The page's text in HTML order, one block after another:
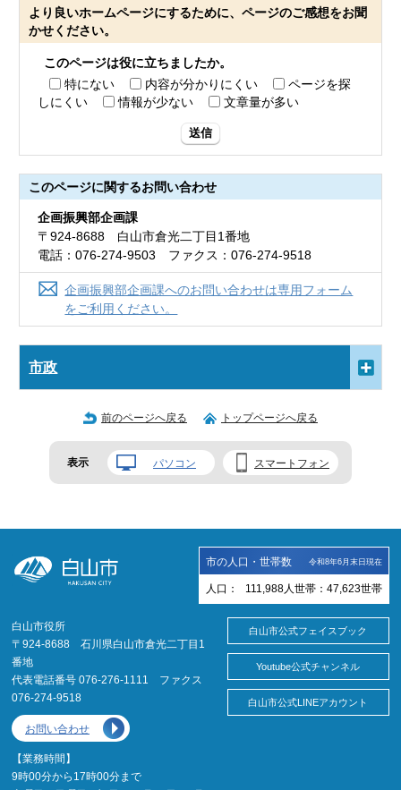
より良いホームページにするために、ページのご感想をお聞
かせください。
このページは役に立ちましたか。
特にない
内容が分かりにくい
ページを探
しにくい
情報が少ない 文章量が多い
送信
このページに関するお問い合わせ
企画振興部企画課
〒924-8688 白山市倉光二丁目1番地
電話：076-274-9503 ファクス：076-274-9518
企画振興部企画課へのお問い合わせは専用フォーム
をご利用ください。
市政
前のページへ戻る トップページへ戻る
表示 パソコン スマートフォン
市の人口・世帯数 令和8年6月末日現在
人口： 111,988 人 世帯： 47,623世帯
白山市役所
〒924-8688 石川県白山市倉光二丁目1
番地
代表電話番号 076-276-1111 ファクス
076-274-9518
お問い合わせ
【業務時間】
9時00分から17時00分まで
白山市公式フェイスブック
Youtube公式チャンネル
白山市公式LINEアカウント